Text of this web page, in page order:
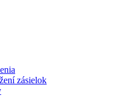
zásielok